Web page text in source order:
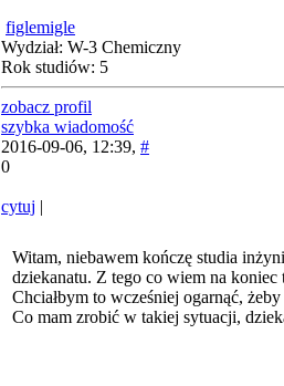
figlemigle
Wydział: W-3 Chemiczny
Rok studiów: 5
zobacz profil
szybka wiadomość
2016-09-06, 12:39, #
0
cytuj |
Witam, niebawem kończę studia
dziekanatu. Z tego co wiem na
Chciałbym to wcześniej ogarnąć,
Co mam zrobić w takiej sytuacji,